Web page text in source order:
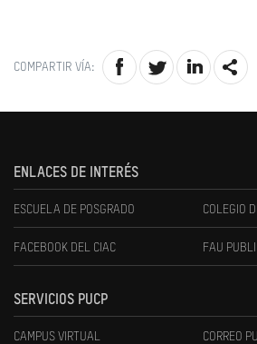
COMPARTIR VÍA:
ENLACES DE INTERÉS
ESCUELA DE POSGRADO COLEGIO
FACEBOOK DEL CIAC FAU
SERVICIOS PUCP
CAMPUS VIRTUAL CORREO